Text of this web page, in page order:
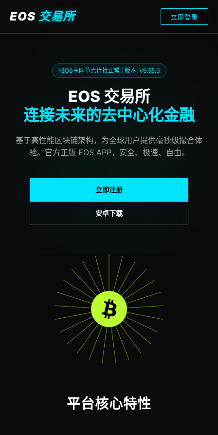
EOS 交易所 立即登录
EOS主网节点连接正常 | 版本: V6.55.0
EOS 交易所
连接未来的去中心化金融
基于高性能区块链架构，为全球用户提供毫秒级撮合体
验。官方正版 EOS APP，安全、极速、自由。
立即注册
安卓下载
平台核心特性